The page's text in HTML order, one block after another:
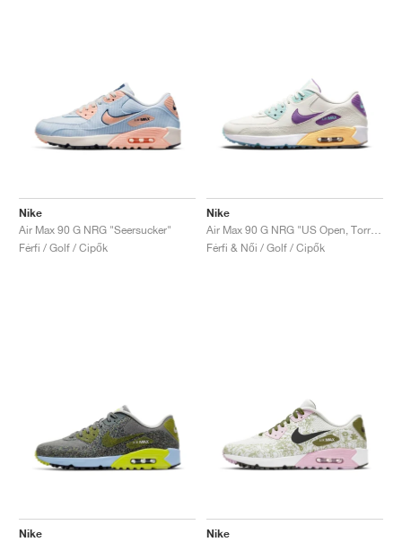
Nike
Air Max 90 G NRG "Seersucker"
Férfi / Golf / Cipők
Nike
Férfi & Női / Golf / Cipők
Nike
Nike